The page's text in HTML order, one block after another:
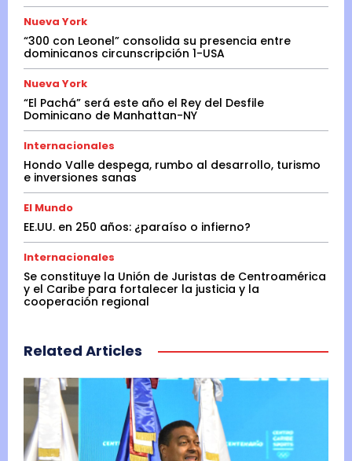
Nueva York
“300 con Leonel” consolida su presencia entre
dominicanos circunscripción 1-USA
Nueva York
“El Pachá” será este año el Rey del Desfile
Dominicano de Manhattan-NY
Internacionales
Hondo Valle despega, rumbo al desarrollo, turismo
e inversiones sanas
El Mundo
EE.UU. en 250 años: ¿paraíso o infierno?
Internacionales
Se constituye la Unión de Juristas de Centroamérica
y el Caribe para fortalecer la justicia y la
cooperación regional
Related Articles